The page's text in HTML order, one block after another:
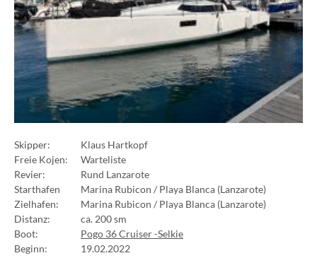
Skipper:
Klaus Hartkopf
Freie Kojen:
Warteliste
Revier:
Rund Lanzarote
Starthafen
Marina Rubicon / Playa Blanca (Lanzarote)
Zielhafen:
Marina Rubicon / Playa Blanca (Lanzarote)
Distanz:
ca. 200 sm
Boot:
Pogo 36 Cruiser -Selkie
Beginn:
19.02.2022